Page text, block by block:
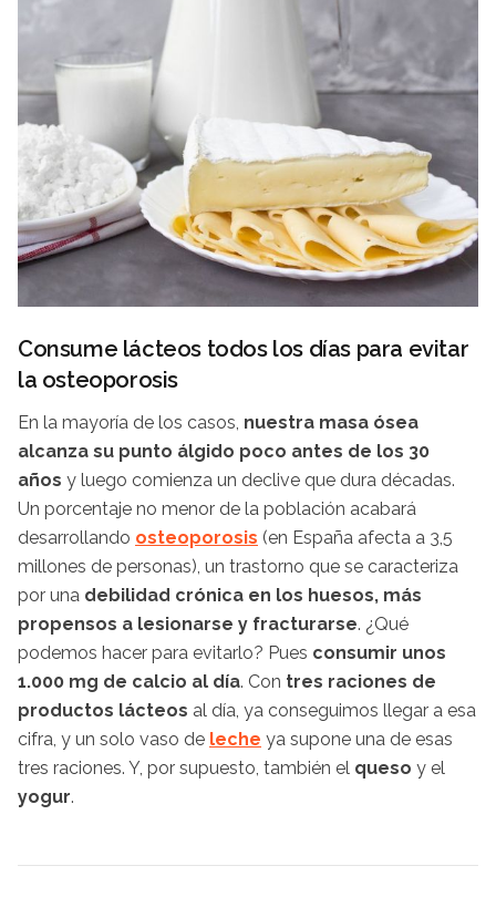
Consume lácteos todos los días para evitar
la osteoporosis
En la mayoría de los casos, nuestra masa ósea
alcanza su punto álgido poco antes de los 30
años y luego comienza un declive que dura décadas.
Un porcentaje no menor de la población acabará
desarrollando osteoporosis (en España afecta a 3,5
millones de personas), un trastorno que se caracteriza
por una debilidad crónica en los huesos, más
propensos a lesionarse y fracturarse. ¿Qué
podemos hacer para evitarlo? Pues consumir unos
1.000 mg de calcio al día. Con tres raciones de
productos lácteos al día, ya conseguimos llegar a esa
cifra, y un solo vaso de leche ya supone una de esas
tres raciones. Y, por supuesto, también el queso y el
yogur.